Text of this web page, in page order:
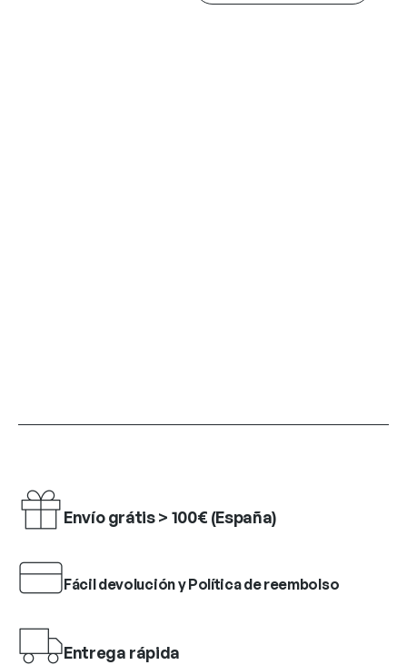
Envío grátis > 100€ (España)
Fácil devolución y Política de reembolso
Entrega rápida